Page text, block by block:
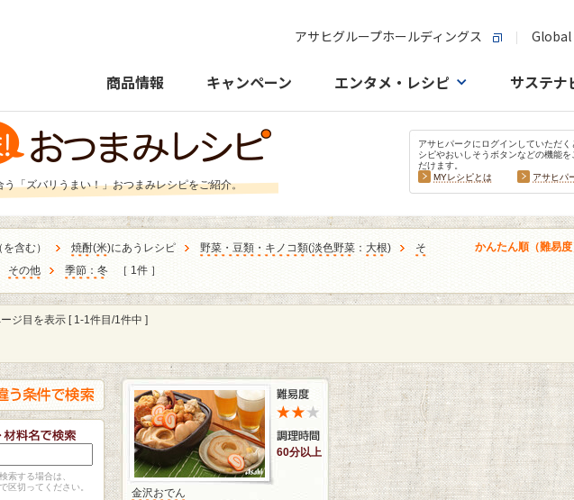
アサヒグループホールディングス Global
商品情報 キャンペーン エンタメ・レシピ サステナ
う「ズバリうまい！」おつまみレシピをご紹介。
アサヒパークにログインしていただく
シピやおいしそうボタンなどの機能を
だけます。
MYレシピとは
アサヒパ
含む） 焼酎(米)にあうレシピ 野菜・豆類・キノコ類(淡色野菜 ： 大根)
そ
その他 季節：冬 ［ 1件 ］
かんたん順（難易度
ジ目を表示 [ 1-1件目/1件中 ]
索する場合は、
区切ってください。
60分以上
金沢おでん